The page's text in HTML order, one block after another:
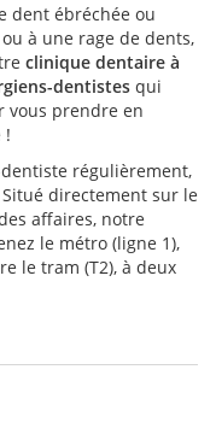
dent ébréchée ou
à une rage de dents,
clinique dentaire à
dentistes qui
vous prendre en
!
régulièrement,
Situé directement sur le
affaires, notre
le métro (ligne 1),
le tram (T2), à deux